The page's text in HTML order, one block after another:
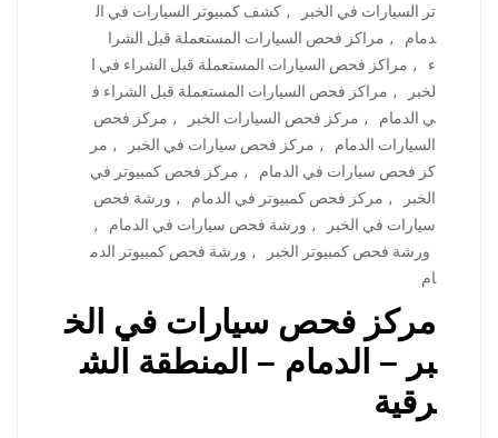
تر السيارات في الخبر
, كشف كمبيوتر السيارات في ال
دمام
, مراكز فحص السيارات المستعملة قبل الشرا
ء
, مراكز فحص السيارات المستعملة قبل الشراء في ا
لخبر
, مراكز فحص السيارات المستعملة قبل الشراء ف
ي الدمام
, مركز فحص السيارات الخبر , مركز فحص
السيارات الدمام
, مركز فحص سيارات في الخبر , مر
كز فحص سيارات في الدمام
, مركز فحص كمبيوتر في
الخبر
, مركز فحص كمبيوتر في الدمام , ورشة فحص
سيارات في الخبر
, ورشة فحص سيارات في الدمام
,
ورشة فحص كمبيوتر الخبر
, ورشة فحص كمبيوتر الدم
ام
مركز فحص سيارات في الخ
بر – الدمام – المنطقة الش
رقية